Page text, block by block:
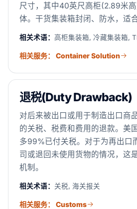
尺寸，其中40英尺高柜(2.89米
体。干货集装箱封闭、防水，适
相关术语： 高柜集装箱, 冷藏集装箱,
相关服务： Container Solution
退税(Duty Drawback)
对后来被出口或用于制造出口商
的关税、税费和费用的退款。美
多99%已付关税。对于为再出口
司或退回未使用货物的情况，这
机制。
相关术语： 关税, 海关报关
相关服务： Customs